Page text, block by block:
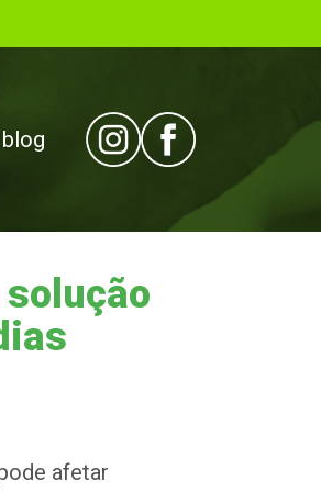
blog
afetar